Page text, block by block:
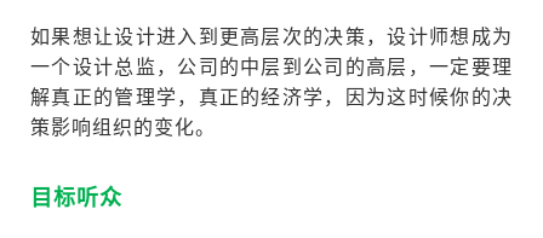
如果想让设计进入到更高层次的决策，设计师想成为
一个设计总监，公司的中层到公司的高层，一定要理
解真正的管理学，真正的经济学，因为这时候你的决
策影响组织的变化。
目标听众